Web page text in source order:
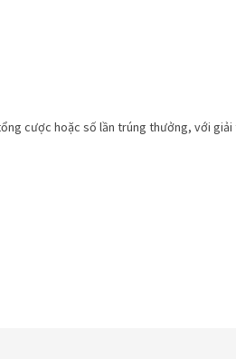
cược hoặc số lần trúng thưởng, với giải